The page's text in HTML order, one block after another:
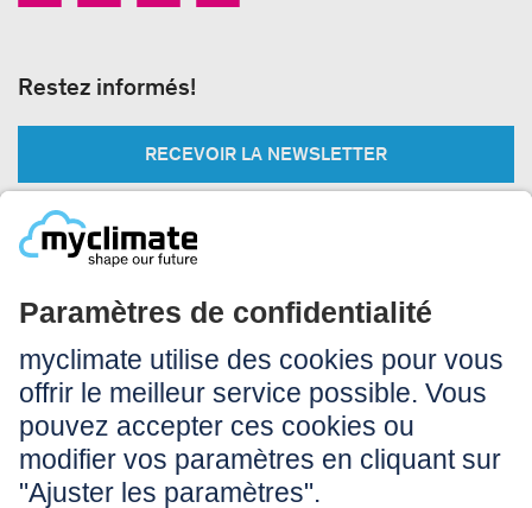
Restez informés!
RECEVOIR LA NEWSLETTER
Impressum
Conditions d’utilisation
CGV
Protection des données